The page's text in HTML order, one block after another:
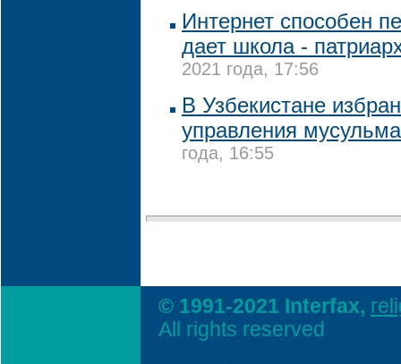
Интернет способен
дает школа -
2021 года, 17:56
В Узбекистане
управления
года, 16:55
© 1991-2021 Interfax,
All rights reserved